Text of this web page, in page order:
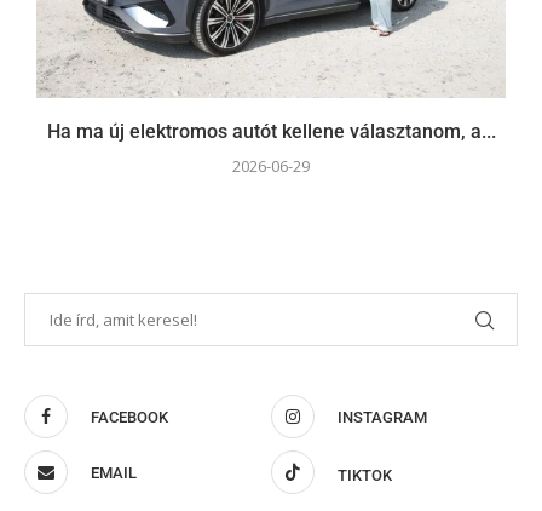
Ha ma új elektromos autót kellene választanom, a...
2026-06-29
FACEBOOK INSTAGRAM
EMAIL TIKTOK